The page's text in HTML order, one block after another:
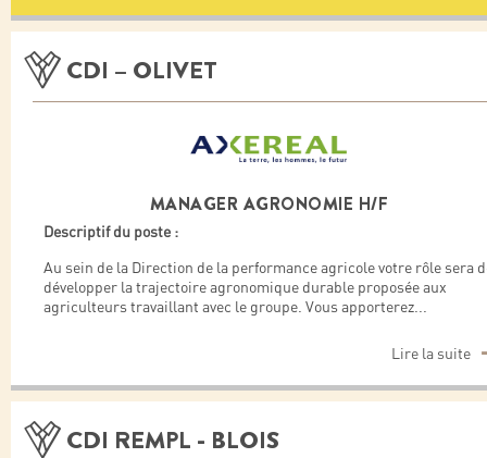
CDI – OLIVET
MANAGER AGRONOMIE H/F
Descriptif du poste :
Au sein de la Direction de la performance agricole votre rôle sera
développer la trajectoire agronomique durable proposée aux
agriculteurs travaillant avec le groupe. Vous apporterez...
Lire la suite
CDI REMPL - BLOIS